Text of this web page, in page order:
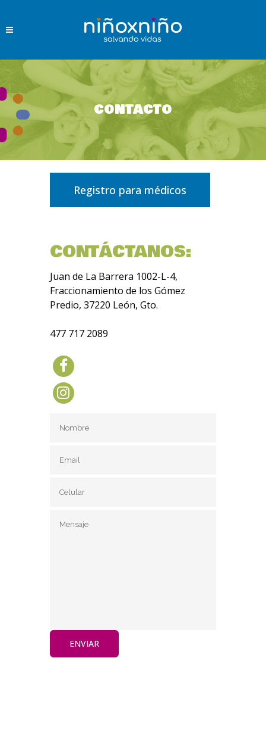
CONTACTO
Registro para médicos
CONTÁCTANOS:
Juan de La Barrera 1002-L-4,
Fraccionamiento de los Gómez
Predio, 37220 León, Gto.
477 717 2089